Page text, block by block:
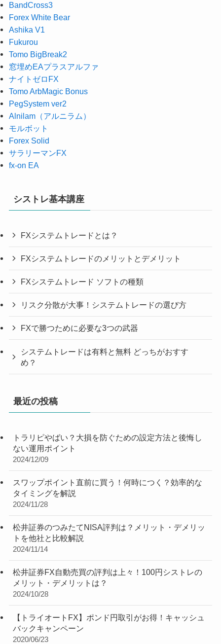
BandCross3
Forex White Bear
Ashika V1
Fukurou
Tomo BigBreak2
窓埋めEAプラスアルファ
ナイトゼロFX
Tomo ArbMagic Bonus
PegSystem ver2
Alnilam（アルニラム）
モルボット
Forex Solid
サラリーマンFX
fx-on EA
シストレ基本講座
FXシステムトレードとは？
FXシステムトレードのメリットとデメリット
FXシステムトレード ソフトの種類
リスク分散が大事！システムトレードの選び方
FXで勝つために必要な3つの武器
システムトレードは有料と無料 どっちがおすす
め？
最近の投稿
トラリピやばい？大損を防ぐための設定方法と後悔し
ない運用ポイント
2024/12/09
スワップポイント直前に買う！何時につく？効率的な
タイミングを解説
2024/11/28
松井証券のつみたてNISA評判は？メリット・デメリッ
トを他社と比較解説
2024/11/14
松井証券FX自動売買の評判は上々！100円シストレの
メリット・デメリットは？
2024/10/28
【トライオートFX】ポンド円取引がお得！キャッシュ
バックキャンペーン
2020/06/23